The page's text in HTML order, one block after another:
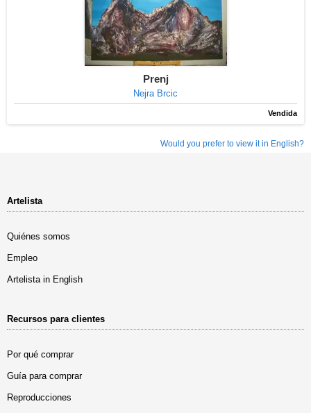
Prenj
Nejra Brcic
Vendida
Would you prefer to view it in English?
Artelista
Quiénes somos
Empleo
Artelista in English
Recursos para clientes
Por qué comprar
Guía para comprar
Reproducciones